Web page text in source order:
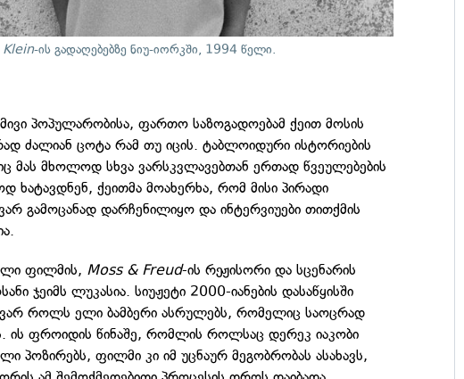
Klein-ის გადაღებებზე ნიუ-იორკში, 1994 წელი.
პოპულარობისა, ფართო საზოგადოებამ ქეით მოსის
ძალიან ცოტა რამ თუ იცის. ტაბლოიდური ისტორიების
მას მხოლოდ სხვა ვარსკვლავებთან ერთად წვეულებების
ხატავდნენ, ქეითმა მოახერხა, რომ მისი პირადი
გამოცანად დარჩენილიყო და ინტერვიუები თითქმის
ფილმის, Moss & Freud-ის რეჟისორი და სცენარის
ჯეიმს ლუკასია. სიუჟეტი 2000-იანების დასაწყისში
როლს ელი ბამბერი ასრულებს, რომელიც საოცრად
ის ფროიდის წინაშე, რომლის როლსაც დერეკ იაკობი
პოზირებს, ფილმი კი იმ უცნაურ მეგობრობას ასახავს,